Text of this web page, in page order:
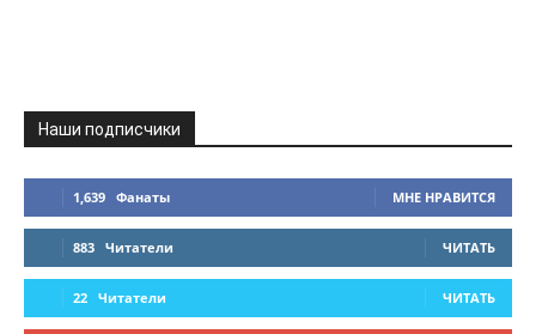
Наши подписчики
1,639 Фанаты МНЕ НРАВИТСЯ
883 Читатели ЧИТАТЬ
22 Читатели ЧИТАТЬ